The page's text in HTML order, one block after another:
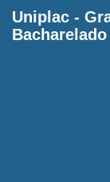
Uniplac -
Bacharelado